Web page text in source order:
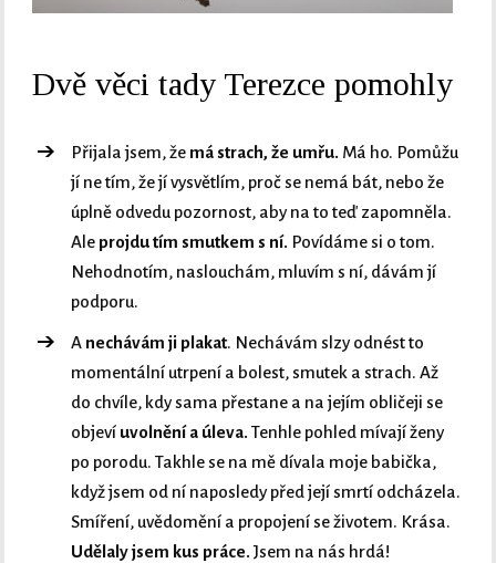
Dvě věci tady Terezce pomohly
Přijala jsem, že má strach, že umřu. Má ho. Pomůžu
jí ne tím, že jí vysvětlím, proč se nemá bát, nebo že
úplně odvedu pozornost, aby na to teď zapomněla.
Ale projdu tím smutkem s ní. Povídáme si o tom.
Nehodnotím, naslouchám, mluvím s ní, dávám jí
podporu.
A nechávám ji plakat. Nechávám slzy odnést to
momentální utrpení a bolest, smutek a strach. Až
do chvíle, kdy sama přestane a na jejím obličeji se
objeví uvolnění a úleva. Tenhle pohled mívají ženy
po porodu. Takhle se na mě dívala moje babička,
když jsem od ní naposledy před její smrtí odcházela.
Smíření, uvědomění a propojení se životem. Krása.
Udělaly jsem kus práce.Jsem na nás hrdá!